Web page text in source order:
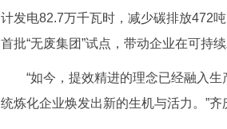
计发电82.7万千瓦时，减少碳排放472
首批“无废集团”试点，带动企业在可持
“如今，提效精进的理念已经融入生
统炼化企业焕发出新的生机与活力。”齐